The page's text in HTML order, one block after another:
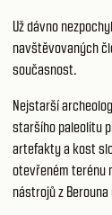
Už dávno
navštěvovaných
současnost.
Nejstarší
staršího paleolitu
artefakty a kost
otevřeném terénu
nástrojů z Berouna